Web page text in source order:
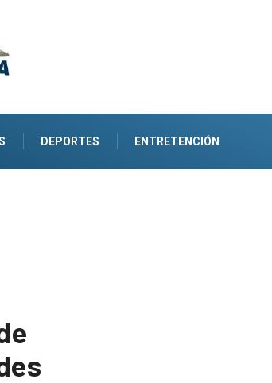
DEPORTES ENTRETENCIÓN